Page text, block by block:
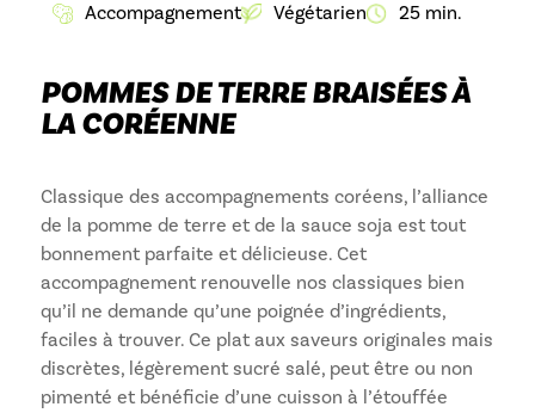
Accompagnement Végétarien 25 min.
POMMES DE TERRE BRAISÉES À
LA CORÉENNE
Classique des accompagnements coréens, l’alliance
de la pomme de terre et de la sauce soja est tout
bonnement parfaite et délicieuse. Cet
accompagnement renouvelle nos classiques bien
qu’il ne demande qu’une poignée d’ingrédients,
faciles à trouver. Ce plat aux saveurs originales mais
discrètes, légèrement sucré salé, peut être ou non
pimenté et bénéficie d’une cuisson à l’étouffée